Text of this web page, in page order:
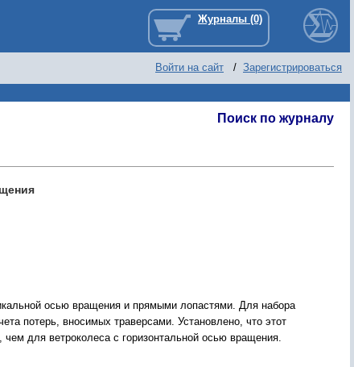
Войти на сайт / Зарегистрироваться
Поиск по журналу
осью вращения и прямыми лопастями. Для набора
потерь, вносимых траверсами. Установлено, что этот
для ветроколеса с горизонтальной осью вращения.